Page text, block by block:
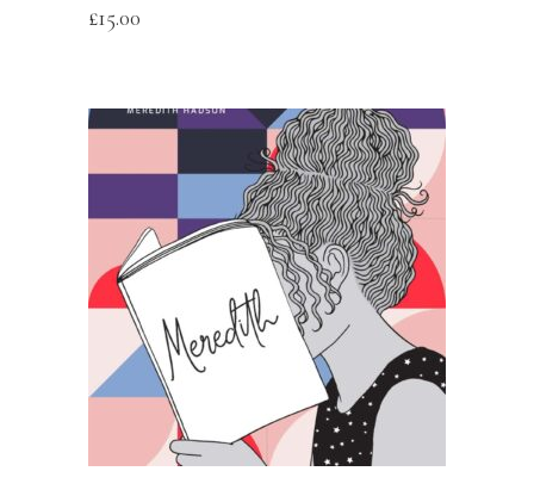
£15.00
SELECT OPTIONS